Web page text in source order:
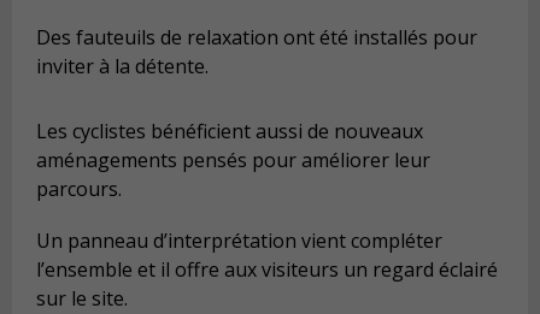
Des fauteuils de relaxation ont été installés pour
inviter à la détente.
Les cyclistes bénéficient aussi de nouveaux
aménagements pensés pour améliorer leur
parcours.
Un panneau d’interprétation vient compléter
l’ensemble et il offre aux visiteurs un regard éclairé
sur le site.